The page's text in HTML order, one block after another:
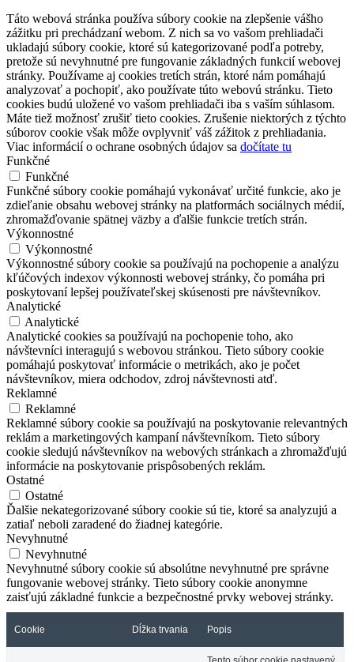
Táto webová stránka používa súbory cookie na zlepšenie vášho
zážitku pri prechádzaní webom. Z nich sa vo vašom prehliadači
ukladajú súbory cookie, ktoré sú kategorizované podľa potreby,
pretože sú nevyhnutné pre fungovanie základných funkcií webovej
stránky. Používame aj cookies tretích strán, ktoré nám pomáhajú
analyzovať a pochopiť, ako používate túto webovú stránku. Tieto
cookies budú uložené vo vašom prehliadači iba s vaším súhlasom.
Máte tiež možnosť zrušiť tieto cookies. Zrušenie niektorých z týchto
súborov cookie však môže ovplyvniť váš zážitok z prehliadania.
Viac informácií o ochrane osobných údajov sa dočítate tu
Funkčné
Funkčné
Funkčné súbory cookie pomáhajú vykonávať určité funkcie, ako je
zdieľanie obsahu webovej stránky na platformách sociálnych médií,
zhromažďovanie spätnej väzby a ďalšie funkcie tretích strán.
Výkonnostné
Výkonnostné
Výkonnostné súbory cookie sa používajú na pochopenie a analýzu
kľúčových indexov výkonnosti webovej stránky, čo pomáha pri
poskytovaní lepšej používateľskej skúsenosti pre návštevníkov.
Analytické
Analytické
Analytické cookies sa používajú na pochopenie toho, ako
návštevníci interagujú s webovou stránkou. Tieto súbory cookie
pomáhajú poskytovať informácie o metrikách, ako je počet
návštevníkov, miera odchodov, zdroj návštevnosti atď.
Reklamné
Reklamné
Reklamné súbory cookie sa používajú na poskytovanie relevantných
reklám a marketingových kampaní návštevníkom. Tieto súbory
cookie sledujú návštevníkov na webových stránkach a zhromažďujú
informácie na poskytovanie prispôsobených reklám.
Ostatné
Ostatné
Ďalšie nekategorizované súbory cookie sú tie, ktoré sa analyzujú a
zatiaľ neboli zaradené do žiadnej kategórie.
Nevyhnutné
Nevyhnutné
Nevyhnutné súbory cookie sú absolútne nevyhnutné pre správne
fungovanie webovej stránky. Tieto súbory cookie anonymne
zaisťujú základné funkcie a bezpečnostné prvky webovej stránky.
Cookie Dĺžka trvania Popis